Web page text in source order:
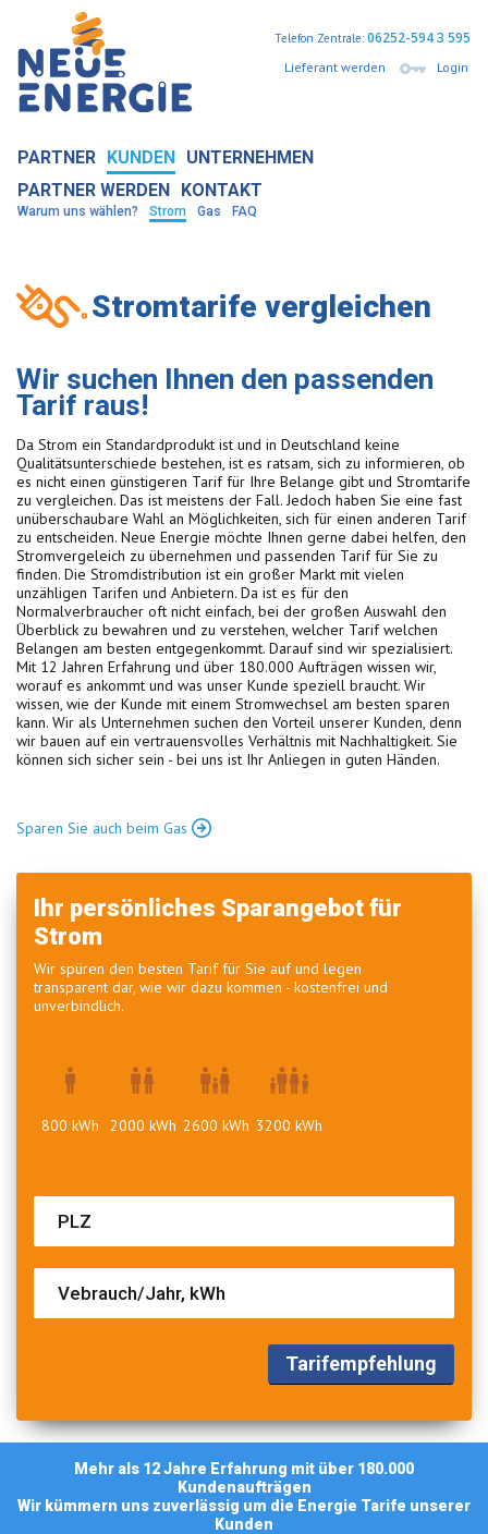
Lieferant werden Login
Telefon Zentrale:06252-594 3 595
PARTNER KUNDEN
Warum uns wählen? Strom Gas FAQ
UNTERNEHMEN
PARTNER WERDEN KONTAKT
Stromtarife vergleichen
Wir suchen Ihnen den passenden
Tarif raus!
Da Strom ein Standardprodukt ist und in Deutschland keine
Qualitätsunterschiede bestehen, ist es ratsam, sich zu informieren, ob
es nicht einen günstigeren Tarif für Ihre Belange gibt und Stromtarife
zu vergleichen. Das ist meistens der Fall. Jedoch haben Sie eine fast
unüberschaubare Wahl an Möglichkeiten, sich für einen anderen Tarif
zu entscheiden. Neue Energie möchte Ihnen gerne dabei helfen, den
Stromvergeleich zu übernehmen und passenden Tarif für Sie zu
finden. Die Stromdistribution ist ein großer Markt mit vielen
unzähligen Tarifen und Anbietern. Da ist es für den
Normalverbraucher oft nicht einfach, bei der großen Auswahl den
Überblick zu bewahren und zu verstehen, welcher Tarif welchen
Belangen am besten entgegenkommt. Darauf sind wir spezialisiert.
Mit 12 Jahren Erfahrung und über 180.000 Aufträgen wissen wir,
worauf es ankommt und was unser Kunde speziell braucht. Wir
wissen, wie der Kunde mit einem Stromwechsel am besten sparen
kann. Wir als Unternehmen suchen den Vorteil unserer Kunden, denn
wir bauen auf ein vertrauensvolles Verhältnis mit Nachhaltigkeit. Sie
können sich sicher sein - bei uns ist Ihr Anliegen in guten Händen.
Sparen Sie auch beim Gas
Ihr persönliches Sparangebot für
Strom
Wir spüren den besten Tarif für Sie auf und legen
transparent dar, wie wir dazu kommen - kostenfrei und
unverbindlich.
800 kWh 2000 kWh 2600 kWh 3200 kWh
Tarifempfehlung
Mehr als 12 Jahre Erfahrung mit über 180.000
Kundenaufträgen
Wir kümmern uns zuverlässig um die Energie Tarife unserer
Kunden